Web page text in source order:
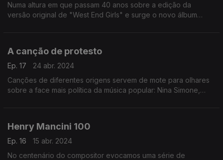
Numa altura em que passam 40 anos sobre a edição da
versão original de "West End Girls" e surge o novo álbum
A canção de protesto
Ep. 17
24 abr. 2024
Canções de diferentes origens servem de mote para olhares
sobre a face mais política da música popular: Nina Simone,
Henry Mancini 100
Ep. 16
15 abr. 2024
No centenário do compositor evocamos uma série de